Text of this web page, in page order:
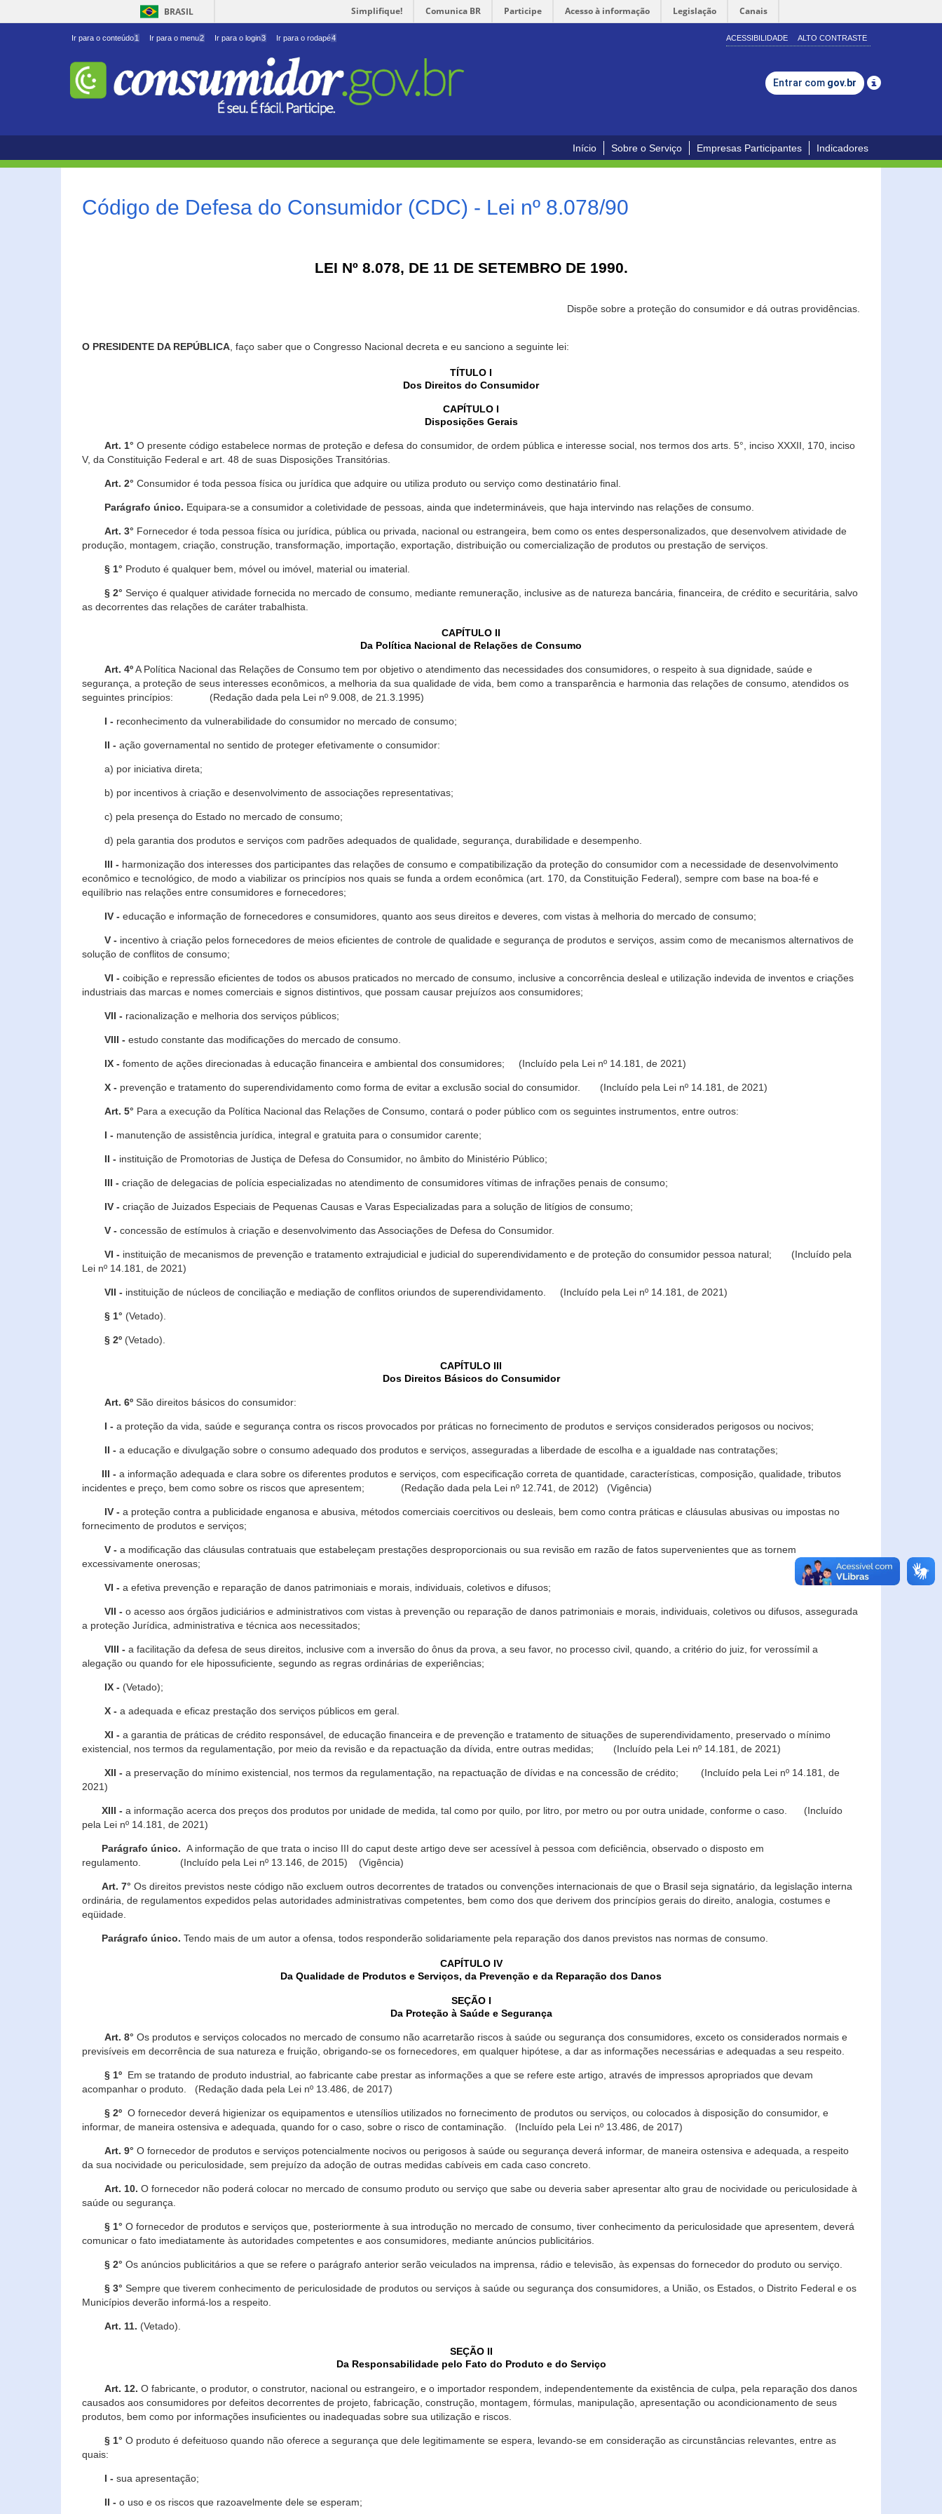
BRASIL Simplifique! Comunica BR Participe Acesso à informação Legislação Canais
Ir para o conteúdo1 Ir para o menu2 Ir para o login3 Ir para o rodapé4 ACESSIBILIDADE ALTO CONTRASTE
Entrar com gov.br
Início Sobre o Serviço Empresas Participantes Indicadores
Código de Defesa do Consumidor (CDC) - Lei nº 8.078/90
LEI Nº 8.078, DE 11 DE SETEMBRO DE 1990.
Dispõe sobre a proteção do consumidor e dá outras providências.
O PRESIDENTE DA REPÚBLICA, faço saber que o Congresso Nacional decreta e eu sanciono a seguinte lei:
TÍTULO I
Dos Direitos do Consumidor
CAPÍTULO I
Disposições Gerais
Art. 1° O presente código estabelece normas de proteção e defesa do consumidor, de ordem pública e interesse social, nos termos dos arts. 5°, inciso XXXII, 170, inciso
V, da Constituição Federal e art. 48 de suas Disposições Transitórias.
Art. 2° Consumidor é toda pessoa física ou jurídica que adquire ou utiliza produto ou serviço como destinatário final.
Parágrafo único. Equipara-se a consumidor a coletividade de pessoas, ainda que indetermináveis, que haja intervindo nas relações de consumo.
Art. 3° Fornecedor é toda pessoa física ou jurídica, pública ou privada, nacional ou estrangeira, bem como os entes despersonalizados, que desenvolvem atividade de
produção, montagem, criação, construção, transformação, importação, exportação, distribuição ou comercialização de produtos ou prestação de serviços.
§ 1° Produto é qualquer bem, móvel ou imóvel, material ou imaterial.
§ 2° Serviço é qualquer atividade fornecida no mercado de consumo, mediante remuneração, inclusive as de natureza bancária, financeira, de crédito e securitária, salvo
as decorrentes das relações de caráter trabalhista.
CAPÍTULO II
Da Política Nacional de Relações de Consumo
Art. 4ºA Política Nacional das Relações de Consumo tem por objetivo o atendimento das necessidades dos consumidores, o respeito à sua dignidade, saúde e
segurança, a proteção de seus interesses econômicos, a melhoria da sua qualidade de vida, bem como a transparência e harmonia das relações de consumo, atendidos os
seguintes princípios: (Redação dada pela Lei nº 9.008, de 21.3.1995)
I - reconhecimento da vulnerabilidade do consumidor no mercado de consumo;
II - ação governamental no sentido de proteger efetivamente o consumidor:
a) por iniciativa direta;
b) por incentivos à criação e desenvolvimento de associações representativas;
c) pela presença do Estado no mercado de consumo;
d) pela garantia dos produtos e serviços com padrões adequados de qualidade, segurança, durabilidade e desempenho.
III - harmonização dos interesses dos participantes das relações de consumo e compatibilização da proteção do consumidor com a necessidade de desenvolvimento
econômico e tecnológico, de modo a viabilizar os princípios nos quais se funda a ordem econômica (art. 170, da Constituição Federal), sempre com base na boa-fé e
equilíbrio nas relações entre consumidores e fornecedores;
IV - educação e informação de fornecedores e consumidores, quanto aos seus direitos e deveres, com vistas à melhoria do mercado de consumo;
V - incentivo à criação pelos fornecedores de meios eficientes de controle de qualidade e segurança de produtos e serviços, assim como de mecanismos alternativos de
solução de conflitos de consumo;
VI - coibição e repressão eficientes de todos os abusos praticados no mercado de consumo, inclusive a concorrência desleal e utilização indevida de inventos e criações
industriais das marcas e nomes comerciais e signos distintivos, que possam causar prejuízos aos consumidores;
VII - racionalização e melhoria dos serviços públicos;
VIII - estudo constante das modificações do mercado de consumo.
IX - fomento de ações direcionadas à educação financeira e ambiental dos consumidores; (Incluído pela Lei nº 14.181, de 2021)
X - prevenção e tratamento do superendividamento como forma de evitar a exclusão social do consumidor. (Incluído pela Lei nº 14.181, de 2021)
Art. 5° Para a execução da Política Nacional das Relações de Consumo, contará o poder público com os seguintes instrumentos, entre outros:
I - manutenção de assistência jurídica, integral e gratuita para o consumidor carente;
II - instituição de Promotorias de Justiça de Defesa do Consumidor, no âmbito do Ministério Público;
III - criação de delegacias de polícia especializadas no atendimento de consumidores vítimas de infrações penais de consumo;
IV - criação de Juizados Especiais de Pequenas Causas e Varas Especializadas para a solução de litígios de consumo;
V - concessão de estímulos à criação e desenvolvimento das Associações de Defesa do Consumidor.
VI - instituição de mecanismos de prevenção e tratamento extrajudicial e judicial do superendividamento e de proteção do consumidor pessoa natural; (Incluído pela
Lei nº 14.181, de 2021)
VII - instituição de núcleos de conciliação e mediação de conflitos oriundos de superendividamento. (Incluído pela Lei nº 14.181, de 2021)
§ 1° (Vetado).
§ 2º (Vetado).
CAPÍTULO III
Dos Direitos Básicos do Consumidor
Art. 6º São direitos básicos do consumidor:
I - a proteção da vida, saúde e segurança contra os riscos provocados por práticas no fornecimento de produtos e serviços considerados perigosos ou nocivos;
II - a educação e divulgação sobre o consumo adequado dos produtos e serviços, asseguradas a liberdade de escolha e a igualdade nas contratações;
III - a informação adequada e clara sobre os diferentes produtos e serviços, com especificação correta de quantidade, características, composição, qualidade, tributos
incidentes e preço, bem como sobre os riscos que apresentem; (Redação dada pela Lei nº 12.741, de 2012) (Vigência)
IV - a proteção contra a publicidade enganosa e abusiva, métodos comerciais coercitivos ou desleais, bem como contra práticas e cláusulas abusivas ou impostas no
fornecimento de produtos e serviços;
V - a modificação das cláusulas contratuais que estabeleçam prestações desproporcionais ou sua revisão em razão de fatos supervenientes que as tornem
excessivamente onerosas;
VI - a efetiva prevenção e reparação de danos patrimoniais e morais, individuais, coletivos e difusos;
VII - o acesso aos órgãos judiciários e administrativos com vistas à prevenção ou reparação de danos patrimoniais e morais, individuais, coletivos ou difusos, assegurada
a proteção Jurídica, administrativa e técnica aos necessitados;
VIII - a facilitação da defesa de seus direitos, inclusive com a inversão do ônus da prova, a seu favor, no processo civil, quando, a critério do juiz, for verossímil a
alegação ou quando for ele hipossuficiente, segundo as regras ordinárias de experiências;
IX - (Vetado);
X - a adequada e eficaz prestação dos serviços públicos em geral.
XI - a garantia de práticas de crédito responsável, de educação financeira e de prevenção e tratamento de situações de superendividamento, preservado o mínimo
existencial, nos termos da regulamentação, por meio da revisão e da repactuação da dívida, entre outras medidas; (Incluído pela Lei nº 14.181, de 2021)
XII - a preservação do mínimo existencial, nos termos da regulamentação, na repactuação de dívidas e na concessão de crédito; (Incluído pela Lei nº 14.181, de
2021)
XIII - a informação acerca dos preços dos produtos por unidade de medida, tal como por quilo, por litro, por metro ou por outra unidade, conforme o caso. (Incluído
pela Lei nº 14.181, de 2021)
Parágrafo único. A informação de que trata o inciso III do caput deste artigo deve ser acessível à pessoa com deficiência, observado o disposto em
regulamento. (Incluído pela Lei nº 13.146, de 2015) (Vigência)
Art. 7° Os direitos previstos neste código não excluem outros decorrentes de tratados ou convenções internacionais de que o Brasil seja signatário, da legislação interna
ordinária, de regulamentos expedidos pelas autoridades administrativas competentes, bem como dos que derivem dos princípios gerais do direito, analogia, costumes e
eqüidade.
Parágrafo único. Tendo mais de um autor a ofensa, todos responderão solidariamente pela reparação dos danos previstos nas normas de consumo.
CAPÍTULO IV
Da Qualidade de Produtos e Serviços, da Prevenção e da Reparação dos Danos
SEÇÃO I
Da Proteção à Saúde e Segurança
Art. 8° Os produtos e serviços colocados no mercado de consumo não acarretarão riscos à saúde ou segurança dos consumidores, exceto os considerados normais e
previsíveis em decorrência de sua natureza e fruição, obrigando-se os fornecedores, em qualquer hipótese, a dar as informações necessárias e adequadas a seu respeito.
§ 1º Em se tratando de produto industrial, ao fabricante cabe prestar as informações a que se refere este artigo, através de impressos apropriados que devam
acompanhar o produto. (Redação dada pela Lei nº 13.486, de 2017)
§ 2º O fornecedor deverá higienizar os equipamentos e utensílios utilizados no fornecimento de produtos ou serviços, ou colocados à disposição do consumidor, e
informar, de maneira ostensiva e adequada, quando for o caso, sobre o risco de contaminação. (Incluído pela Lei nº 13.486, de 2017)
Art. 9° O fornecedor de produtos e serviços potencialmente nocivos ou perigosos à saúde ou segurança deverá informar, de maneira ostensiva e adequada, a respeito
da sua nocividade ou periculosidade, sem prejuízo da adoção de outras medidas cabíveis em cada caso concreto.
Art. 10. O fornecedor não poderá colocar no mercado de consumo produto ou serviço que sabe ou deveria saber apresentar alto grau de nocividade ou periculosidade à
saúde ou segurança.
§ 1° O fornecedor de produtos e serviços que, posteriormente à sua introdução no mercado de consumo, tiver conhecimento da periculosidade que apresentem, deverá
comunicar o fato imediatamente às autoridades competentes e aos consumidores, mediante anúncios publicitários.
§ 2° Os anúncios publicitários a que se refere o parágrafo anterior serão veiculados na imprensa, rádio e televisão, às expensas do fornecedor do produto ou serviço.
§ 3° Sempre que tiverem conhecimento de periculosidade de produtos ou serviços à saúde ou segurança dos consumidores, a União, os Estados, o Distrito Federal e os
Municípios deverão informá-los a respeito.
Art. 11. (Vetado).
SEÇÃO II
Da Responsabilidade pelo Fato do Produto e do Serviço
Art. 12. O fabricante, o produtor, o construtor, nacional ou estrangeiro, e o importador respondem, independentemente da existência de culpa, pela reparação dos danos
causados aos consumidores por defeitos decorrentes de projeto, fabricação, construção, montagem, fórmulas, manipulação, apresentação ou acondicionamento de seus
produtos, bem como por informações insuficientes ou inadequadas sobre sua utilização e riscos.
§ 1° O produto é defeituoso quando não oferece a segurança que dele legitimamente se espera, levando-se em consideração as circunstâncias relevantes, entre as
quais:
I - sua apresentação;
II - o uso e os riscos que razoavelmente dele se esperam;